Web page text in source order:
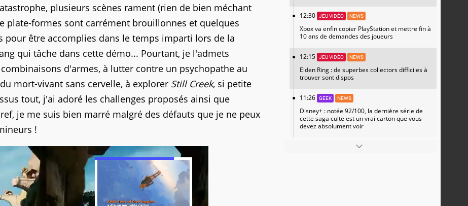
plusieurs scènes rament (rien de bien méchant
plate-formes sont carrément brouillonnes et quelques
pour être accomplies dans le temps imparti lors de la
qui tâche dans cette démo... Pourtant, je l'admets
d'armes, à lutter contre un psychopathe au
mort-vivant sans cervelle, à explorer Still Creek, si petite
tout, j'ai adoré les challenges proposés ainsi que
je me suis bien marré malgré des défauts que je ne peux
!
12:30 JEU VIDÉO NEWS
Xbox va enfin copier PlayStation et mettre fin à
10 ans de demandes des joueurs
12:15 JEU VIDÉO NEWS
Elden Ring : de superbes collectors difficiles à
trouver sont dispos
11:26 GEEK NEWS
Disney+ : notée 92/100, la dernière série de
cette saga culte est un vrai carton que vous
devez absolument voir